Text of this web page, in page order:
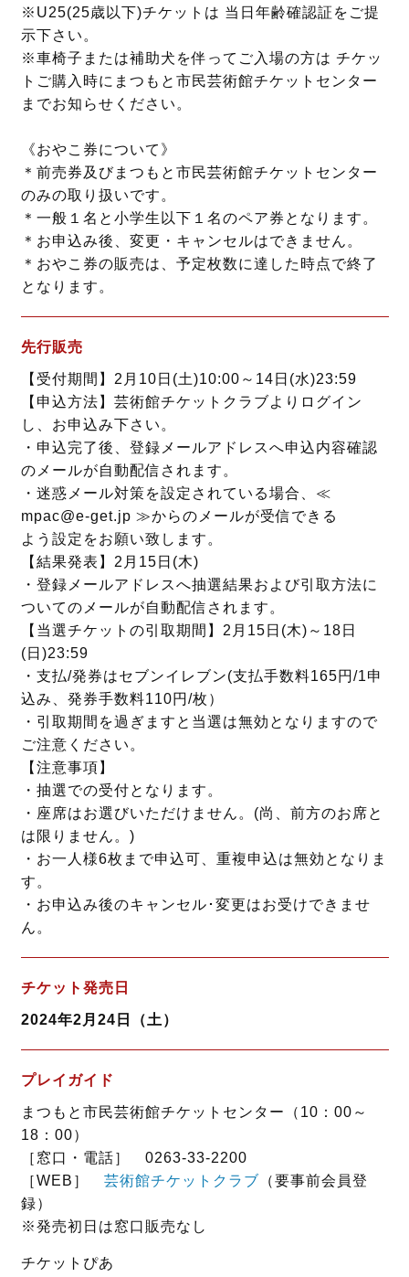
※U25(25歳以下)チケットは 当日年齢確認証をご提
示下さい。
※車椅子または補助犬を伴ってご入場の方は チケッ
トご購入時にまつもと市民芸術館チケットセンター
までお知らせください。
《おやこ券について》
＊前売券及びまつもと市民芸術館チケットセンター
のみの取り扱いです。
＊一般１名と小学生以下１名のペア券となります。
＊お申込み後、変更・キャンセルはできません。
＊おやこ券の販売は、予定枚数に達した時点で終了
となります。
先行販売
【受付期間】2月10日(土)10:00～14日(水)23:59
【申込方法】芸術館チケットクラブよりログイン
し、お申込み下さい。
・申込完了後、登録メールアドレスへ申込内容確認
のメールが自動配信されます。
・迷惑メール対策を設定されている場合、≪
mpac@e-get.jp ≫からのメールが受信できる
よう設定をお願い致します。
【結果発表】2月15日(木)
・登録メールアドレスへ抽選結果および引取方法に
ついてのメールが自動配信されます。
【当選チケットの引取期間】2月15日(木)～18日
(日)23:59
・支払/発券はセブンイレブン(支払手数料165円/1申
込み、発券手数料110円/枚）
・引取期間を過ぎますと当選は無効となりますので
ご注意ください。
【注意事項】
・抽選での受付となります。
・座席はお選びいただけません。(尚、前方のお席と
は限りません。)
・お一人様6枚まで申込可、重複申込は無効となりま
す。
・お申込み後のキャンセル･変更はお受けできませ
ん。
チケット発売日
2024年2月24日（土）
プレイガイド
まつもと市民芸術館チケットセンター（10：00～
18：00）
［窓口・電話］ 0263-33-2200
［WEB］ 芸術館チケットクラブ （要事前会員登
録）
※発売初日は窓口販売なし
チケットぴあ